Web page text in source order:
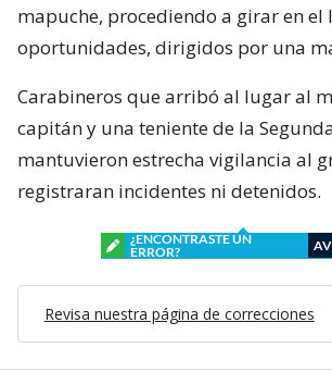
mapuche, procediendo a girar en el
oportunidades, dirigidos por una
Carabineros que arribó al lugar al
capitán y una teniente de la
mantuvieron estrecha vigilancia al
registraran incidentes ni detenidos.
¿ENCONTRASTE UN
ERROR?
Revisa nuestra página de correcciones